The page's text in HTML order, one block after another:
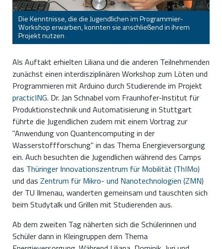
Die Kenntnisse, die die Jugendlichen im Programmier-
Workshop erwarben, konnten sie anschließend in ihrem
Projekt nutzen
Als Auftakt erhielten Liliana und die anderen Teilnehmenden
zunächst einen interdisziplinären Workshop zum Löten und
Programmieren mit Arduino durch Studierende im Projekt
practicING. Dr. Jan Schnabel vom Fraunhofer‐Institut für
Produktionstechnik und Automatisierung in Stuttgart
führte die Jugendlichen zudem mit einem Vortrag zur
"Anwendung von Quantencomputing in der
Wasserstoffforschung" in das Thema Energieversorgung
ein. Auch besuchten die Jugendlichen während des Camps
das Thüringer Innovationszentrum für Mobilität (ThIMo)
und das Zentrum für Mikro- und Nanotechnologien (ZMN)
der TU Ilmenau, wanderten gemeinsam und tauschten sich
beim Studytalk und Grillen mit Studierenden aus.
Ab dem zweiten Tag näherten sich die Schülerinnen und
Schüler dann in Kleingruppen dem Thema